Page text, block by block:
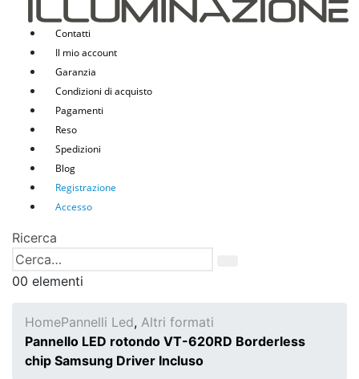
Contatti
Il mio account
Garanzia
Condizioni di acquisto
Pagamenti
Reso
Spedizioni
Blog
Registrazione
Accesso
Ricerca
00 elementi
HomePannelli Led, Altri formati
Pannello LED rotondo VT-620RD Borderless
chip Samsung Driver Incluso